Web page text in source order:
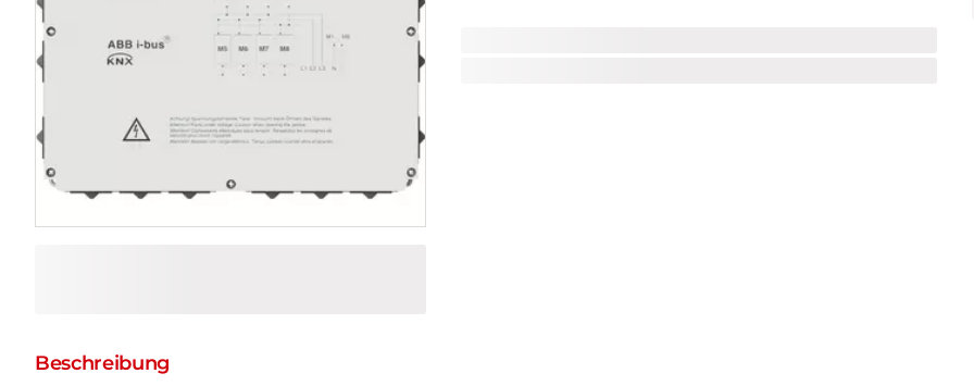
Beschreibung